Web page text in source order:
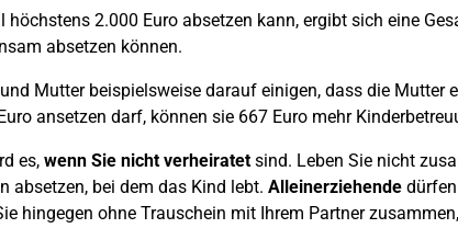
höchstens 2.000 Euro absetzen kann, ergibt sich eine
absetzen können.
Mutter beispielsweise darauf einigen, dass die Mutter
ansetzen darf, können sie 667 Euro mehr
es, wenn Sie nicht verheiratetsind. Leben Sie nicht
absetzen, bei dem das Kind lebt. Alleinerziehendedürfen
hingegen ohne Trauschein mit Ihrem Partner